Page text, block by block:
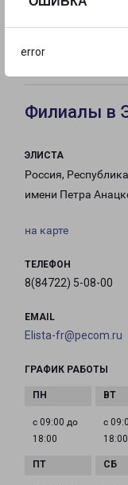
error
21:00
Филиалы в
ЭЛИСТА
Россия,
имени Петра
на карте
ТЕЛЕФОН
8(84722) 5-08-00
EMAIL
Elista-fr@pecom.ru
ГРАФИК РАБОТЫ
с 09:00 до
18:00
с
18:00